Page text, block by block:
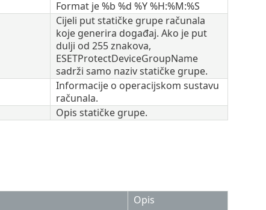
Format je %b %d %Y %H:%M:%S
Cijeli put statičke grupe računala
koje generira događaj. Ako je put
dulji od 255 znakova,
ESETProtectDeviceGroupName
sadrži samo naziv statičke grupe.
Informacije o operacijskom sustavu
računala.
Opis statičke grupe.
Opis